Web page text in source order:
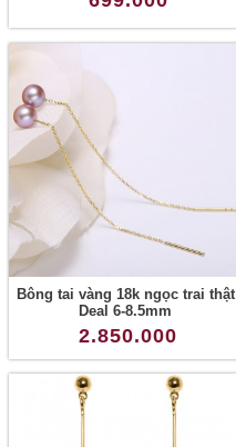
Bông tai vàng 18k ngọc trai thật
Deal 6-8.5mm
2.850.000